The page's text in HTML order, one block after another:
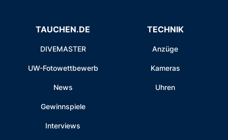
TAUCHEN.DE
DIVEMASTER
UW-Fotowettbewerb
News
Gewinnspiele
Interviews
TECHNIK
Anzüge
Kameras
Uhren